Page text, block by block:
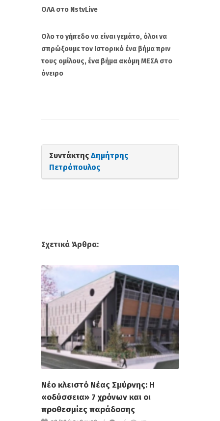
ΟΛΑ στο NstvLive
Oλο το γήπεδο να είναι γεμάτο, όλοι να
σπρώξουμε τον Ιστορικό ένα βήμα πριν
τους ομίλους, ένα βήμα ακόμη ΜΕΣΑ στο
όνειρο
Συντάκτης Δημήτρης
Πετρόπουλος
Σχετικά Άρθρα:
Νέο κλειστό Νέας Σμύρνης: Η
«οδύσσεια» 7 χρόνων και οι
προθεσμίες παράδοσης